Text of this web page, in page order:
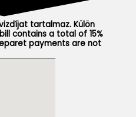
tartalmaz. Külön
contains a total of 15%
payments are not